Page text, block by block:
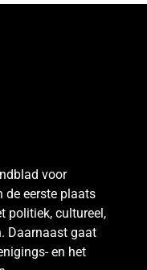
voor
de eerste plaats
politiek, cultureel,
Daarnaast gaat
en het